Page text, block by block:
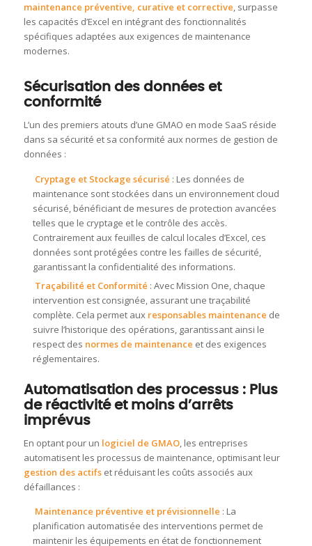
maintenance préventive, curative et corrective, surpasse
les capacités d’Excel en intégrant des fonctionnalités
spécifiques adaptées aux exigences de maintenance
modernes.
Sécurisation des données et
conformité
L’un des premiers atouts d’une GMAO en mode SaaS réside
dans sa sécurité et sa conformité aux normes de gestion de
données :
Cryptage et Stockage sécurisé : Les données de
maintenance sont stockées dans un environnement cloud
sécurisé, bénéficiant de mesures de protection avancées
telles que le cryptage et le contrôle des accès.
Contrairement aux feuilles de calcul locales d’Excel, ces
données sont protégées contre les failles de sécurité,
garantissant la confidentialité des informations.
Traçabilité et Conformité : Avec Mission One, chaque
intervention est consignée, assurant une traçabilité
complète. Cela permet aux responsables maintenance de
suivre l’historique des opérations, garantissant ainsi le
respect des normes de maintenance et des exigences
réglementaires.
Automatisation des processus : Plus
de réactivité et moins d’arrêts
imprévus
En optant pour un logiciel de GMAO, les entreprises
automatisent les processus de maintenance, optimisant leur
gestion des actifset réduisant les coûts associés aux
défaillances :
Maintenance préventive et prévisionnelle : La
planification automatisée des interventions permet de
maintenir les équipements en état de fonctionnement